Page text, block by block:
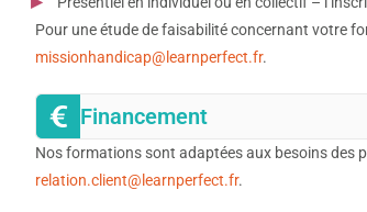
Pour une étude de faisabilité concernant votre
missionhandicap@learnperfect.fr.
Financement
Nos formations sont adaptées aux besoins des
relation.client@learnperfect.fr.